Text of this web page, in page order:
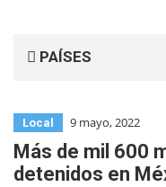
PAÍSES
Local 9 mayo, 2022
Más de mil 600
detenidos en